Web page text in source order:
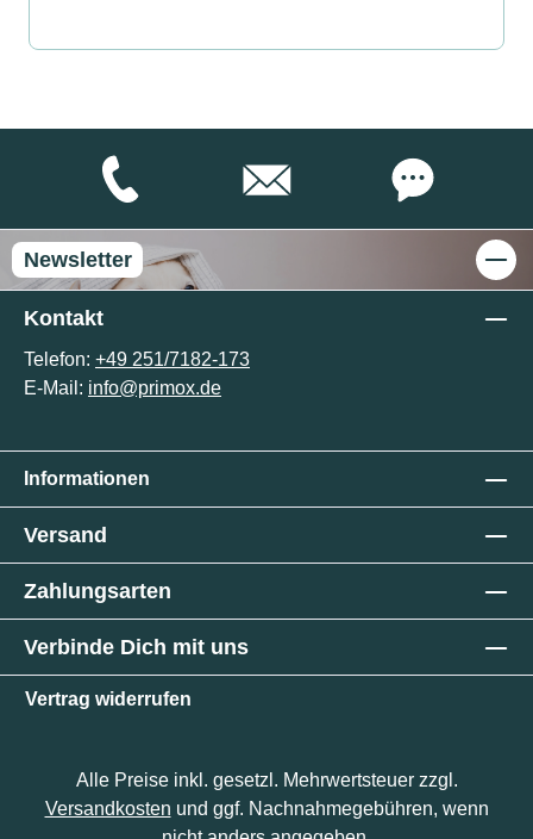
Newsletter
Kontakt
Telefon: +49 251/7182-173
E-Mail: info@primox.de
Informationen
Versand
Zahlungsarten
Verbinde Dich mit uns
Vertrag widerrufen
Alle Preise inkl. gesetzl. Mehrwertsteuer zzgl.
Versandkosten und ggf. Nachnahmegebühren, wenn